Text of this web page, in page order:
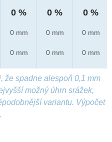
0 %
0 mm
0 mm
0 %
0 mm
0 mm
0 %
0 mm
0 mm
že spadne alespoň 0,1 mm
možný úhrn srážek,
variantu. Výpočet